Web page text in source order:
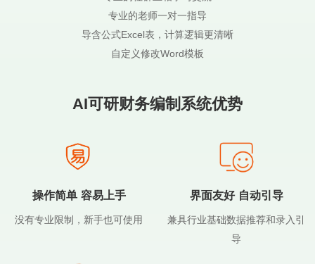
专业的老师一对一指导
导含公式Excel表，计算逻辑更清晰
自定义修改Word模板
AI可研财务编制系统优势
操作简单 容易上手
没有专业限制，新手也可使用
界面友好 自动引导
兼具行业基础数据推荐和录入引
导